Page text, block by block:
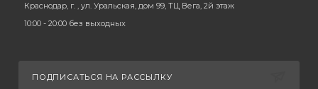
Краснодар, г. , ул. Уральская, дом 99, ТЦ Вега, 2й этаж
10:00 - 20:00 без выходных
ПОДПИСАТЬСЯ НА РАССЫЛКУ